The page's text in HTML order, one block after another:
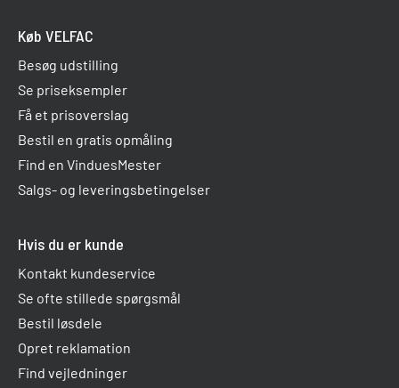
Køb VELFAC
Besøg udstilling
Se priseksempler
Få et prisoverslag
Bestil en gratis opmåling
Find en VinduesMester
Salgs- og leveringsbetingelser
Hvis du er kunde
Kontakt kundeservice
Se ofte stillede spørgsmål
Bestil løsdele
Opret reklamation
Find vejledninger